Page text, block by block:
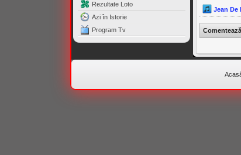
Rezultate Loto
Azi în Istorie
Program Tv
Jean De